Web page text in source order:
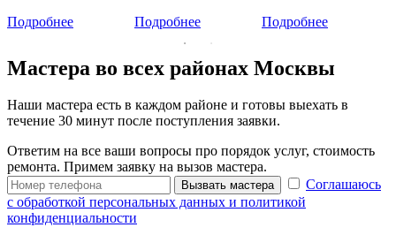
Подробнее
Подробнее
Подробнее
Мастера во всех районах Москвы
Наши мастера есть в каждом районе и готовы выехать в
течение 30 минут после поступления заявки.
Ответим на все ваши вопросы про порядок услуг, стоимость
ремонта. Примем заявку на вызов мастера.
Вызвать мастера
Соглашаюсь
с обработкой персональных данных и политикой
конфиденциальности